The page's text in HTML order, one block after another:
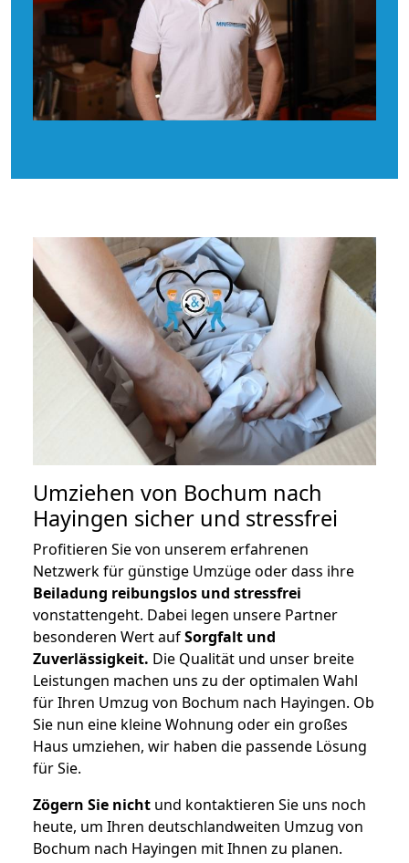
Umziehen von Bochum nach
Hayingen sicher und stressfrei
Profitieren Sie von unserem erfahrenen
Netzwerk für günstige Umzüge oder dass ihre
Beiladung reibungslos und stressfrei
vonstattengeht. Dabei legen unsere Partner
besonderen Wert aufSorgfalt und
Zuverlässigkeit. Die Qualität und unser breite
Leistungen machen uns zu der optimalen Wahl
für Ihren Umzug von Bochum nach Hayingen. Ob
Sie nun eine kleine Wohnung oder ein großes
Haus umziehen, wir haben die passende Lösung
für Sie.
Zögern Sie nicht und kontaktieren Sie uns noch
heute, um Ihren deutschlandweiten Umzug von
Bochum nach Hayingen mit Ihnen zu planen.